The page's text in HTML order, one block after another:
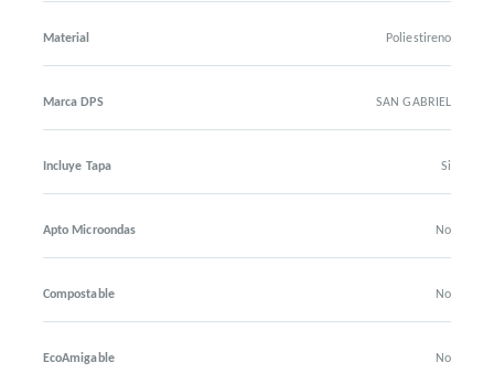
Material Poliestireno
Marca DPS SAN GABRIEL
Incluye Tapa Si
Apto Microondas No
Compostable No
EcoAmigable No